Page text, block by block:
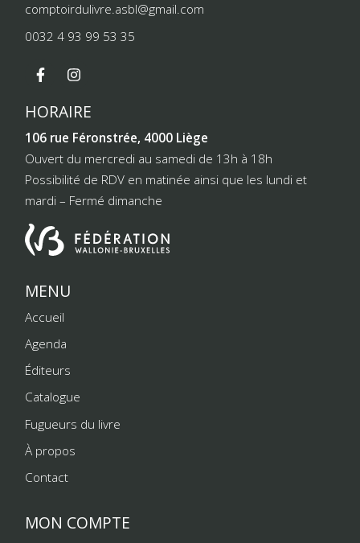
comptoirdulivre.asbl@gmail.com
0032 4 93 99 53 35
HORAIRE
106 rue Féronstrée, 4000 Liège
Ouvert du mercredi au samedi de 13h à 18h
Possibilité de RDV en matinée ainsi que les lundi et
mardi – Fermé dimanche
MENU
Accueil
Agenda
Éditeurs
Catalogue
Fugueurs du livre
À propos
Contact
MON COMPTE